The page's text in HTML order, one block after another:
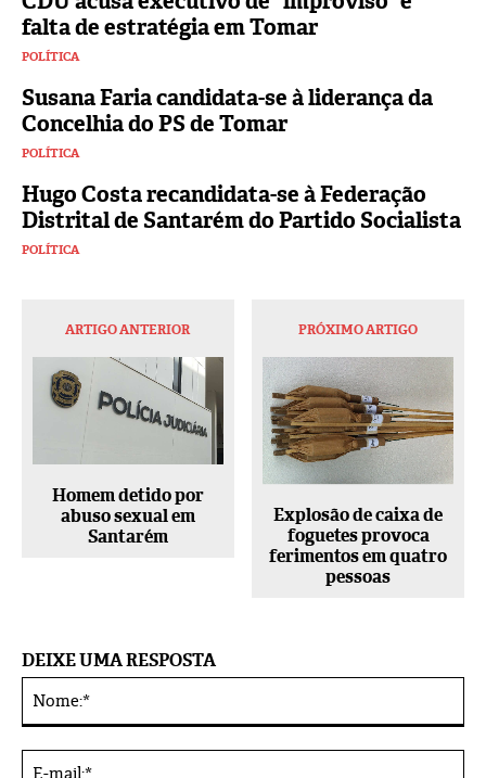
falta de estratégia em Tomar
POLÍTICA
Susana Faria candidata-se à liderança da
Concelhia do PS de Tomar
POLÍTICA
Hugo Costa recandidata-se à Federação
Distrital de Santarém do Partido Socialista
POLÍTICA
ARTIGO ANTERIOR
Homem detido por
abuso sexual em
Santarém
PRÓXIMO ARTIGO
Explosão de caixa de
foguetes provoca
ferimentos em quatro
pessoas
DEIXE UMA RESPOSTA